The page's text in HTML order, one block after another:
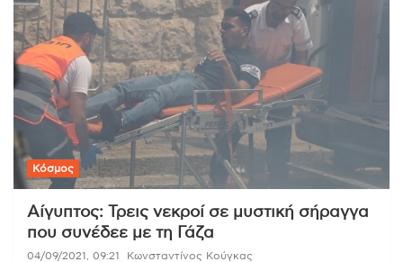
Κόσμος
Αίγυπτος: Τρεις νεκροί σε μυστική σήραγγα
που συνέδεε με τη Γάζα
04/09/2021, 09:21 Κωνσταντίνος Κούγκας